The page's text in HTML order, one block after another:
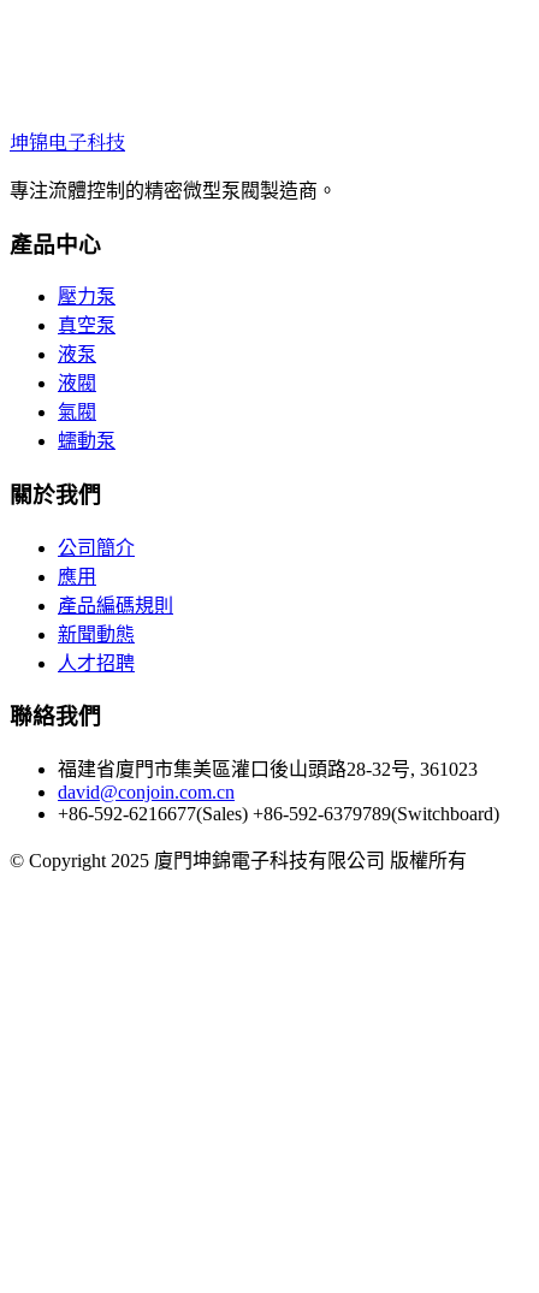
坤锦电子科技
專注流體控制的精密微型泵閥製造商。
產品中心
壓力泵
真空泵
液泵
液閥
氣閥
蠕動泵
關於我們
公司簡介
應用
產品編碼規則
新聞動態
人才招聘
聯絡我們
福建省廈門市集美區灌口後山頭路28-32号, 361023
david@conjoin.com.cn
+86-592-6216677(Sales) +86-592-6379789(Switchboard)
© Copyright 2025 廈門坤錦電子科技有限公司 版權所有